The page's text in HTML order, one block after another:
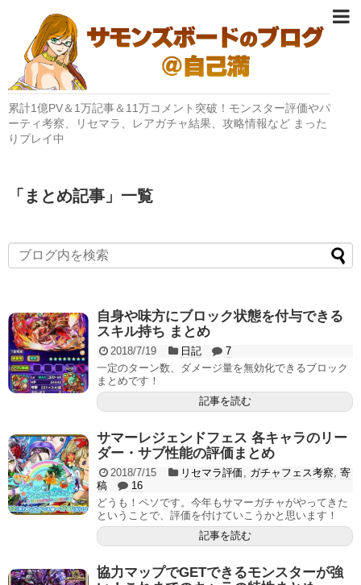
累計1億PV＆1万記事＆11万コメント突破！モンスター評価やパ
ーティ考察、リセマラ、レアガチャ結果、攻略情報など まった
りプレイ中
「 まとめ記事 」 一覧
自身や味方にブロック状態を付与できる
スキル持ち まとめ
2018/7/19 日記
7
一定のターン数、ダメージ量を無効化できるブロック
まとめです！
記事を読む
サマーレジェンドフェス 各キャラのリー
ダー・サブ性能の評価まとめ
2018/7/15 リセマラ評価 , ガチャフェス考察, 寄
稿
16
どうも！ペソです。今年もサマーガチャがやってきた
ということで、評価を付けていこうかと思います！
記事を読む
協力マップでGETできるモンスターが強